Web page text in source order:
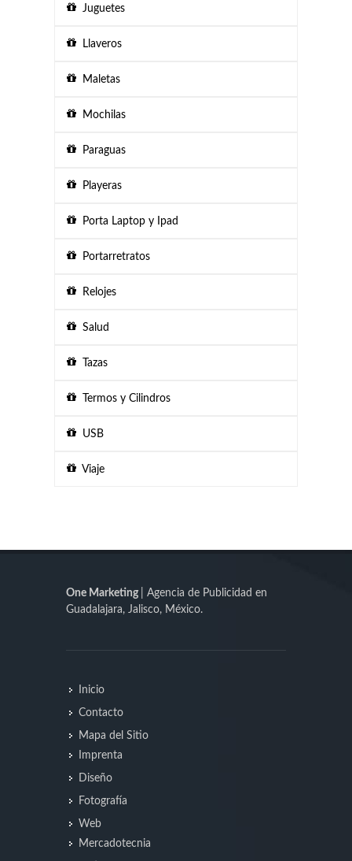
Juguetes
Llaveros
Maletas
Mochilas
Paraguas
Playeras
Porta Laptop y Ipad
Portarretratos
Relojes
Salud
Tazas
Termos y Cilindros
USB
Viaje
One Marketing
| Agencia de Publicidad en
Guadalajara, Jalisco, México.
Inicio
Contacto
Mapa del Sitio
Imprenta
Diseño
Fotografía
Web
Mercadotecnia